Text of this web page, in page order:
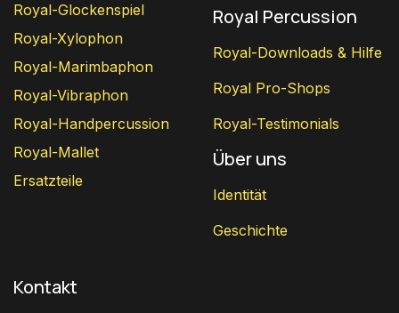
Royal-Glockenspiel
Royal-Xylophon
Royal-Marimbaphon
Royal-Vibraphon
Royal-Handpercussion
Royal-Mallet
Ersatzteile
Royal Percussion
Royal-Downloads & Hilfe
Royal Pro-Shops
Royal-Testimonials
Über uns
Identität
Geschichte
Kontakt